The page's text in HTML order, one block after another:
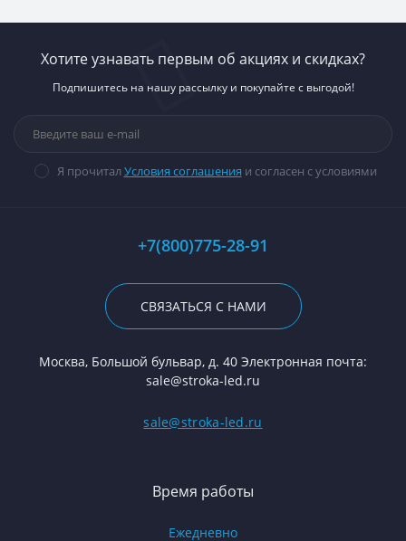
Хотите узнавать первым об акциях и скидках?
Подпишитесь на нашу рассылку и покупайте с выгодой!
Я прочитал Условия соглашения и согласен с условиями
+7(800)775-28-91
СВЯЗАТЬСЯ С НАМИ
Москва, Большой бульвар, д. 40 Электронная почта:
sale@stroka-led.ru
sale@stroka-led.ru
Время работы
Ежедневно